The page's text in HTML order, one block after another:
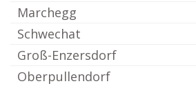
Marchegg
Schwechat
Groß-Enzersdorf
Oberpullendorf